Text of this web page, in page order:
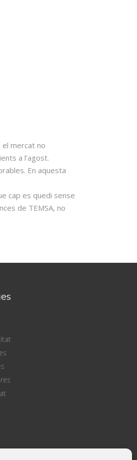
el mercat no
a l’agost.
En aquesta
cap es quedi sense
de TEMSA, no